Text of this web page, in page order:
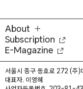
About
Subscription
E-Magazine
서울시 중구 동호로 272 (주)
대표자. 이영혜